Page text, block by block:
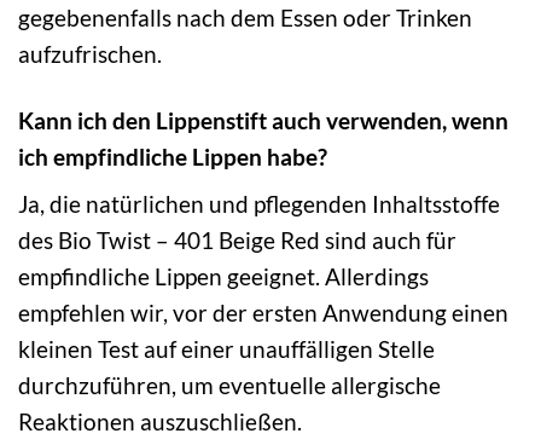
gegebenenfalls nach dem Essen oder Trinken
aufzufrischen.
Kann ich den Lippenstift auch verwenden, wenn
ich empfindliche Lippen habe?
Ja, die natürlichen und pflegenden Inhaltsstoffe
des Bio Twist – 401 Beige Red sind auch für
empfindliche Lippen geeignet. Allerdings
empfehlen wir, vor der ersten Anwendung einen
kleinen Test auf einer unauffälligen Stelle
durchzuführen, um eventuelle allergische
Reaktionen auszuschließen.